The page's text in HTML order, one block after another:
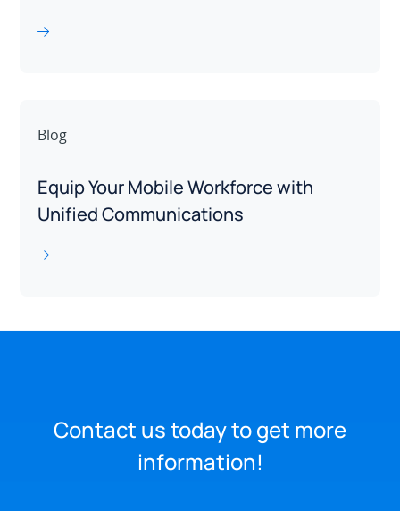
Blog
Equip Your Mobile Workforce with
Unified Communications
Contact us today to get more
information!